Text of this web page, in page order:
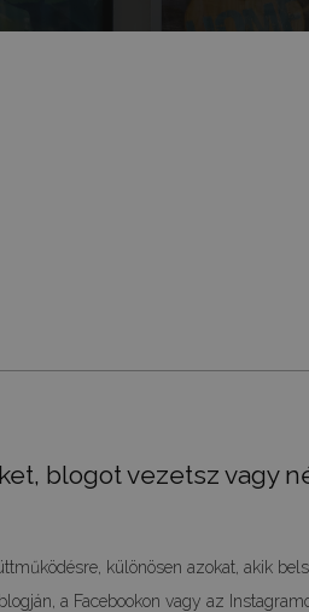
blogot vezetsz vagy
különösen azokat, akik
a Facebookon vagy az